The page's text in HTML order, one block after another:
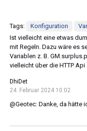
Tags: Konfiguration
Ist vielleicht eine etwas
mit Regeln. Dazu wäre es
Variablen z. B.
vielleicht über die HTTP Api
DhiDet
24. Februar 2024 10:02
@Geotec: Danke, da hätte